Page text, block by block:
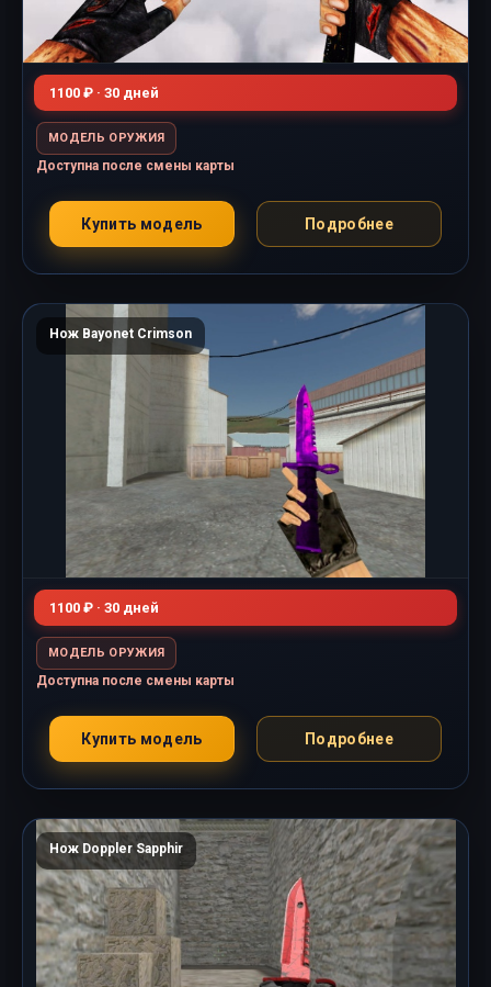
1100 ₽ · 30 дней
МОДЕЛЬ ОРУЖИЯ
Доступна после смены карты
Купить модель Подробнее
Нож Bayonet Crimson
1100 ₽ · 30 дней
МОДЕЛЬ ОРУЖИЯ
Доступна после смены карты
Купить модель Подробнее
Нож Doppler Sapphir